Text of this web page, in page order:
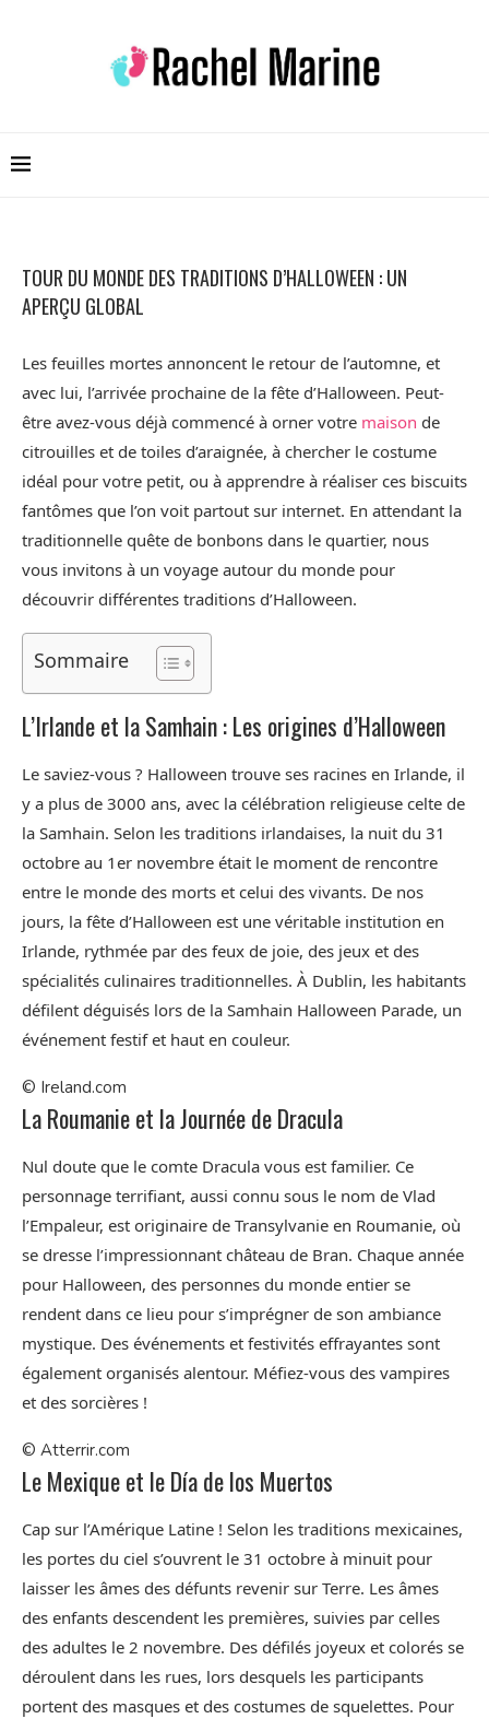
TOUR DU MONDE DES TRADITIONS D’HALLOWEEN : UN
APERÇU GLOBAL
Les feuilles mortes annoncent le retour de l’automne, et
avec lui, l’arrivée prochaine de la fête d’Halloween. Peut-
être avez-vous déjà commencé à orner votre maison de
citrouilles et de toiles d’araignée, à chercher le costume
idéal pour votre petit, ou à apprendre à réaliser ces biscuits
fantômes que l’on voit partout sur internet. En attendant la
traditionnelle quête de bonbons dans le quartier, nous
vous invitons à un voyage autour du monde pour
découvrir différentes traditions d’Halloween.
Sommaire
L’Irlande et la Samhain : Les origines d’Halloween
Le saviez-vous ? Halloween trouve ses racines en Irlande, il
y a plus de 3000 ans, avec la célébration religieuse celte de
la Samhain. Selon les traditions irlandaises, la nuit du 31
octobre au 1er novembre était le moment de rencontre
entre le monde des morts et celui des vivants. De nos
jours, la fête d’Halloween est une véritable institution en
Irlande, rythmée par des feux de joie, des jeux et des
spécialités culinaires traditionnelles. À Dublin, les habitants
défilent déguisés lors de la Samhain Halloween Parade, un
événement festif et haut en couleur.
© Ireland.com
La Roumanie et la Journée de Dracula
Nul doute que le comte Dracula vous est familier. Ce
personnage terrifiant, aussi connu sous le nom de Vlad
l’Empaleur, est originaire de Transylvanie en Roumanie, où
se dresse l’impressionnant château de Bran. Chaque année
pour Halloween, des personnes du monde entier se
rendent dans ce lieu pour s’imprégner de son ambiance
mystique. Des événements et festivités effrayantes sont
également organisés alentour. Méfiez-vous des vampires
et des sorcières !
© Atterrir.com
Le Mexique et le Día de los Muertos
Cap sur l’Amérique Latine ! Selon les traditions mexicaines,
les portes du ciel s’ouvrent le 31 octobre à minuit pour
laisser les âmes des défunts revenir sur Terre. Les âmes
des enfants descendent les premières, suivies par celles
des adultes le 2 novembre. Des défilés joyeux et colorés se
déroulent dans les rues, lors desquels les participants
portent des masques et des costumes de squelettes. Pour